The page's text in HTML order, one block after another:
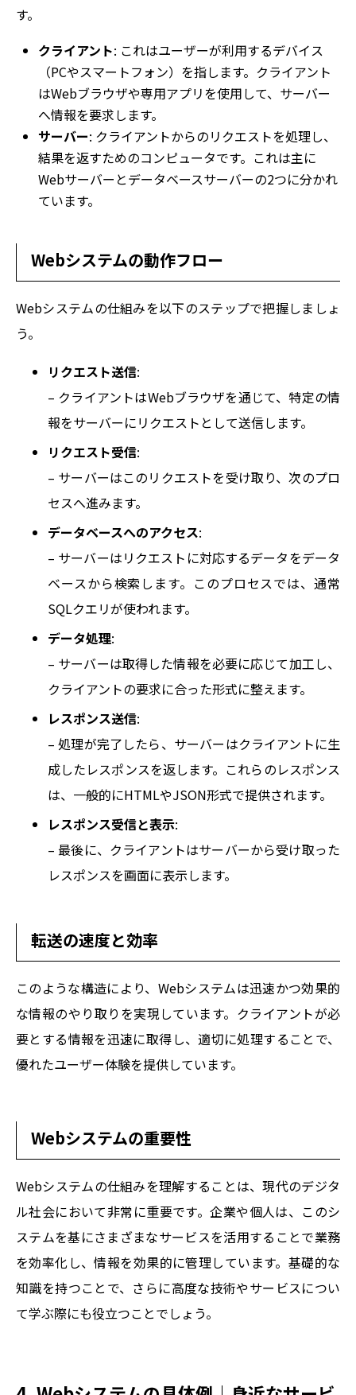
HOME
SERVICE
COMPANY
SUSTAIN.
INFORMATION
FAQ
CONTACT
す。
クライアント: これはユーザーが利用するデバイス
（PCやスマートフォン）を指します。クライアント
はWebブラウザや専用アプリを使用して、サーバー
へ情報を要求します。
サーバー: クライアントからのリクエストを処理し、
結果を返すためのコンピュータです。これは主に
Webサーバーとデータベースサーバーの2つに分かれ
ています。
Webシステムの動作フロー
Webシステムの仕組みを以下のステップで把握しましょ
う。
リクエスト送信:
– クライアントはWebブラウザを通じて、特定の情
報をサーバーにリクエストとして送信します。
リクエスト受信:
– サーバーはこのリクエストを受け取り、次のプロ
セスへ進みます。
データベースへのアクセス:
– サーバーはリクエストに対応するデータをデータ
ベースから検索します。このプロセスでは、通常
SQLクエリが使われます。
データ処理:
– サーバーは取得した情報を必要に応じて加工し、
クライアントの要求に合った形式に整えます。
レスポンス送信:
– 処理が完了したら、サーバーはクライアントに生
成したレスポンスを返します。これらのレスポンス
は、一般的にHTMLやJSON形式で提供されます。
レスポンス受信と表示:
– 最後に、クライアントはサーバーから受け取った
レスポンスを画面に表示します。
転送の速度と効率
このような構造により、Webシステムは迅速かつ効果的
な情報のやり取りを実現しています。クライアントが必
要とする情報を迅速に取得し、適切に処理することで、
優れたユーザー体験を提供しています。
Webシステムの重要性
Webシステムの仕組みを理解することは、現代のデジタ
ル社会において非常に重要です。企業や個人は、このシ
ステムを基にさまざまなサービスを活用することで業務
を効率化し、情報を効果的に管理しています。基礎的な
知識を持つことで、さらに高度な技術やサービスについ
て学ぶ際にも役立つことでしょう。